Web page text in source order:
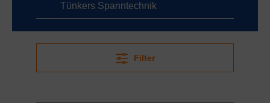
Tünkers Spanntechnik
Filter